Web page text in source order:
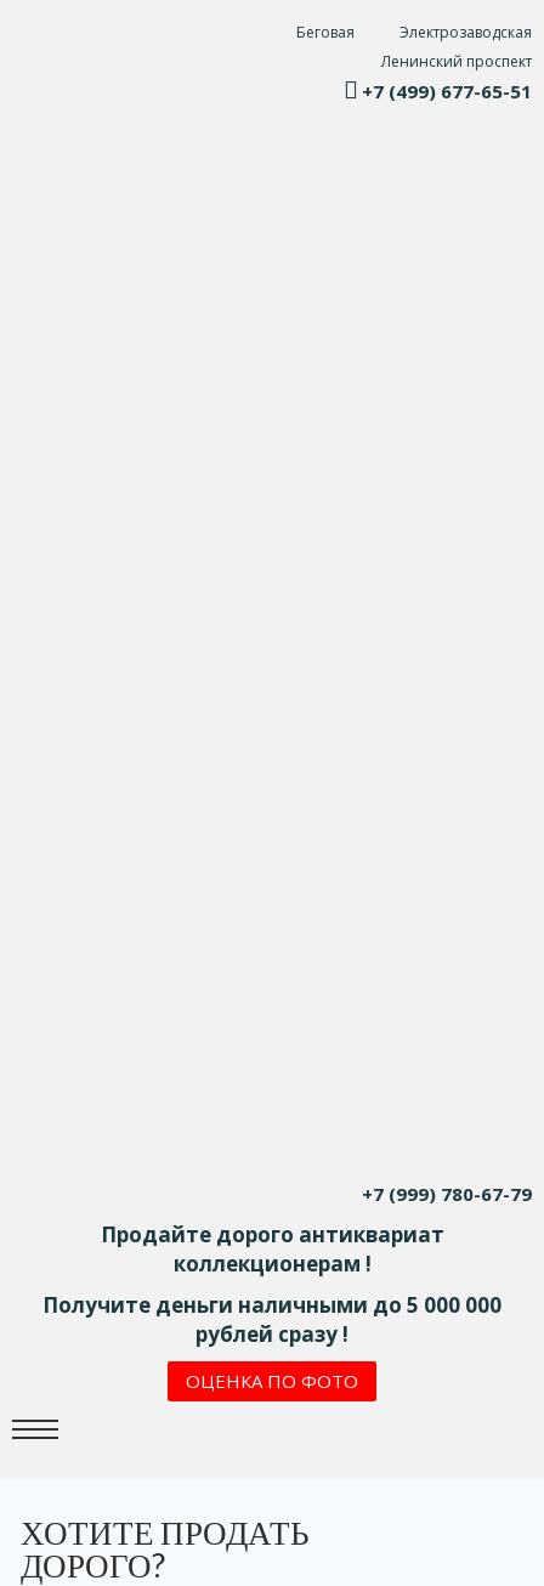
Беговая
Электрозаводская
Ленинский проспект
+7 (499) 677-65-51
+7 (999) 780-67-79
Продайте дорого антиквариат
коллекционерам !
Получите деньги наличными до 5 000 000
рублей сразу !
ОЦЕНКА ПО ФОТО
ХОТИТЕ ПРОДАТЬ
ДОРОГО?